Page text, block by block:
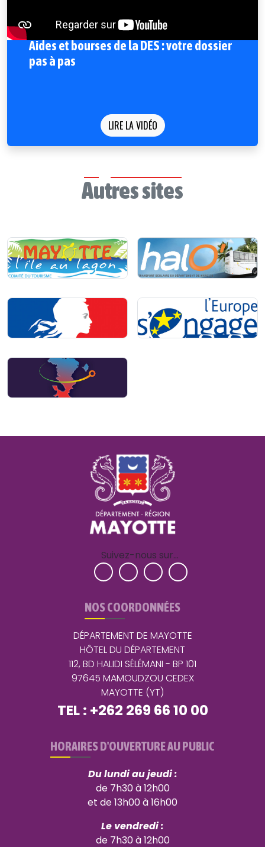
Aides et bourses de la DES : votre dossier
pas à pas
LIRE LA VIDÉO
Autres sites
Suivez-nous sur…
NOS COORDONNÉES
DÉPARTEMENT DE MAYOTTE
HÔTEL DU DÉPARTEMENT
112, BD HALIDI SÉLÉMANI - BP 101
97645 MAMOUDZOU CEDEX
MAYOTTE (YT)
TEL : +262 269 66 10 00
HORAIRES D'OUVERTURE AU PUBLIC
Du lundi au jeudi :
de 7h30 à 12h00
et de 13h00 à 16h00
Le vendredi :
de 7h30 à 12h00